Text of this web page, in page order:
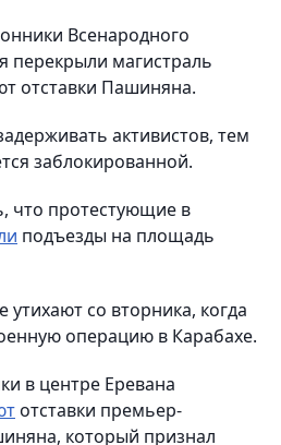
Всенародного
перекрыли магистраль
отставки Пашиняна.
активистов, тем
заблокированной.
что протестующие в
подъезды на площадь
утихают со вторника, когда
операцию в Карабахе.
в центре Еревана
отставки премьер-
который признал